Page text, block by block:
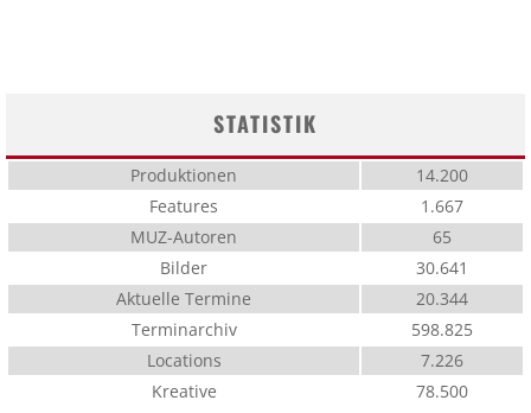
STATISTIK
Produktionen
14.200
Features
1.667
MUZ-Autoren
65
Bilder
30.641
Aktuelle Termine
20.344
Terminarchiv
598.825
Locations
7.226
Kreative
78.500